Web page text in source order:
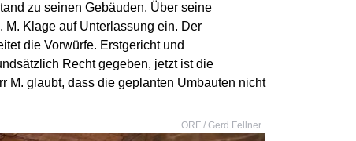
zu seinen Gebäuden. Über seine
Klage auf Unterlassung ein. Der
die Vorwürfe. Erstgericht und
Recht gegeben, jetzt ist die
M. glaubt, dass die geplanten Umbauten nicht
ORF / Gerd Fellner